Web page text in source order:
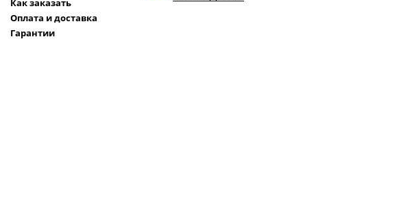
Как заказать
Оплата и доставка
Гарантии